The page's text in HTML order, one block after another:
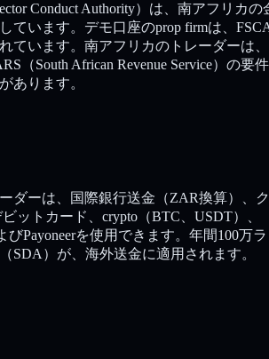
Conduct Authority）は、南アフリカの
ています。デモ口座のprop firmは、
ています。南アフリカのトレーダーは
（South African Revenue Service）の要
あります。
ダーは、国際銀行送金（ZAR換算）、ク
ットカード、crypto（BTC、USDT）、
びPayoneerを使用できます。年間100万
SDA）が、海外送金に適用されます。